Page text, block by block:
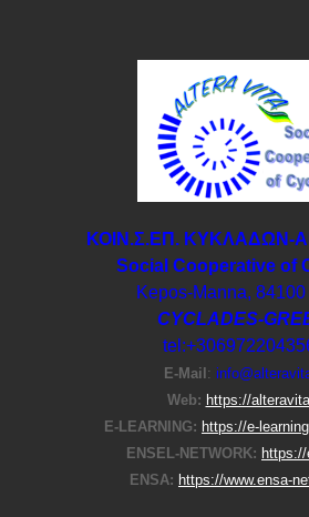
ΚΟΙΝ.Σ.ΕΠ. ΚΥΚΛΑΔΩΝ-
Social Cooperative of
Kepos-Manna,
CYCLADES-
E-Μail :
Web: https://
E-LEARNING: https://e-
ENSEL-NETWORK:
ENSA: https://www.ensa-